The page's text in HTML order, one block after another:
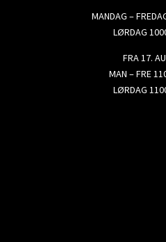
MANDAG –
LØRDAG
FRA 17.
MAN – FRE
LØRDAG